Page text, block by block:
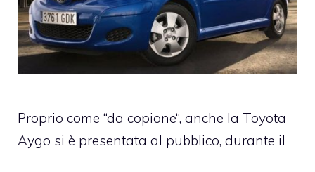
Proprio come “da copione“, anche la Toyota
Aygo si è presentata al pubblico, durante il